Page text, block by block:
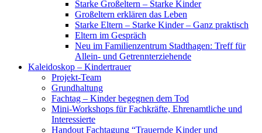
Starke Großeltern – Starke Kinder
Großeltern erklären das Leben
Starke Eltern – Starke Kinder – Ganz praktisch
Eltern im Gespräch
Neu im Familienzentrum Stadthagen: Treff für
Allein- und Getrennterziehende
Kaleidoskop – Kindertrauer
Projekt-Team
Grundhaltung
Fachtag – Kinder begegnen dem Tod
Mini-Workshops für Fachkräfte, Ehrenamtliche und
Interessierte
Handout Fachtagung “Trauernde Kinder und